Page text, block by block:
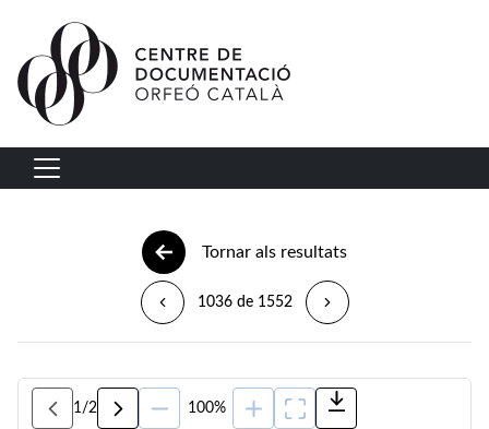
Vés al contingut
Navegació principal
Tornar als resultats
1036 de 1552
1 /2 100%